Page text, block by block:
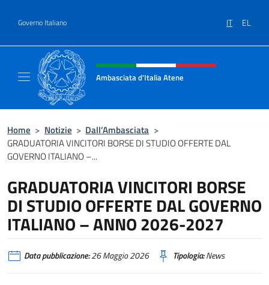
Governo Italiano IT EL
Intestazione sito, social e menù
Ambasciata d'Italia Atene
Home > Notizie > Dall’Ambasciata >
GRADUATORIA VINCITORI BORSE DI STUDIO OFFERTE DAL
GOVERNO ITALIANO –...
GRADUATORIA VINCITORI BORSE
DI STUDIO OFFERTE DAL GOVERNO
ITALIANO – ANNO 2026-2027
Data pubblicazione:26 Maggio 2026 Tipologia:News